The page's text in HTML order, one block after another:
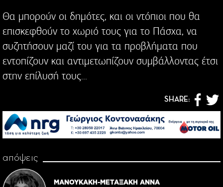
Θα μπορούν οι δημότες, και οι ντόπιοι που θα
επισκεφθούν το χωριό τους για το Πάσχα, να
συζητήσουν μαζί του για τα προβλήματα που
εντοπίζουν και αντιμετωπίζουν συμβάλλοντας έτσι
στην επίλυσή τους...
SHARE:
απόψεις
ΜΑΝΟΥΚΑΚΗ-ΜΕΤΑΞΑΚΗ ΑΝΝΑ